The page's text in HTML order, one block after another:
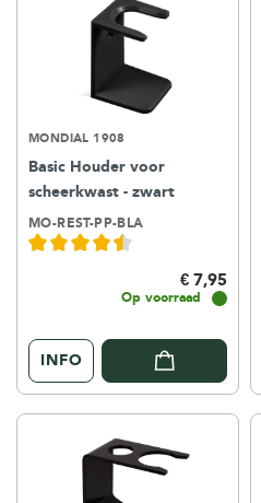
MONDIAL 1908
Basic Houder voor
scheerkwast - zwart
MO-REST-PP-BLA
€ 7,95
Op voorraad
INFO